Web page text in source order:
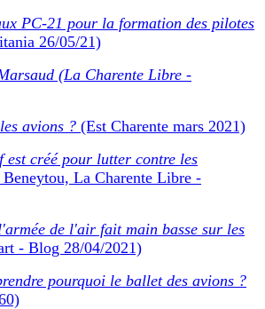
PC-21 pour la formation des pilotes
26/05/21)
(La Charente Libre -
avions ? (Est Charente mars 2021)
créé pour lutter contre les
La Charente Libre -
de l'air fait main basse sur les
- Blog 28/04/2021)
pourquoi le ballet des avions ?